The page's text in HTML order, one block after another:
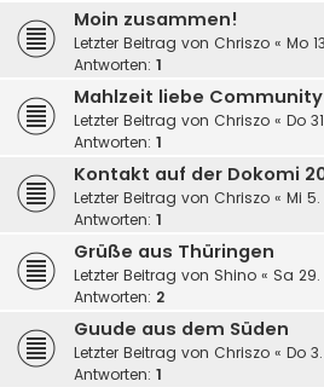
Moin zusammen!
Letzter Beitrag von Chriszo « Mo
Antworten: 1
Mahlzeit liebe Community
Letzter Beitrag von Chriszo « Do
Antworten: 1
Kontakt auf der Dokomi
Letzter Beitrag von Chriszo « Mi 5.
Antworten: 1
Grüße aus Thüringen
Letzter Beitrag von Shino « Sa 29.
Antworten: 2
Guude aus dem Süden
Letzter Beitrag von Chriszo « Do
Antworten: 1